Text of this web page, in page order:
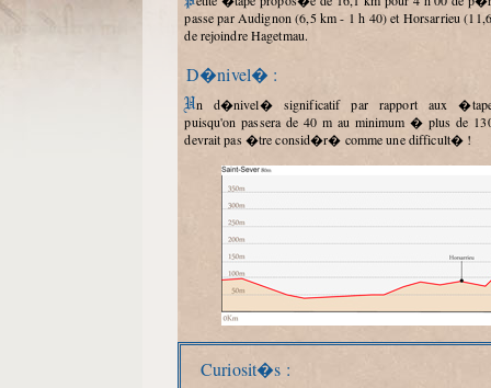
passe par Audignon (6,5 km - 1 h 40) et Horsarrieu
de rejoindre Hagetmau.
D�nivel� :
Un d�nivel� significatif par rapport aux �tapes pr�c�dentes
puisqu'on passera de 40 m au minimum � plus de
devrait pas �tre consid�r� comme une difficult� !
Curiosit�s :